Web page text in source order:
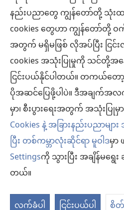
နည်းပညာတွေ ကျွန်တော်တို့ သုံး
cookies တွေဟာ ကျွန်တော်
အတွက် မရှိမဖြစ် လိုအပ်ပြီး ငြင်
cookies အသုံးပြုမှုကို သင်တို့
ငြင်းပယ်နိုင်ပါတယ်။ တကယ်တ
ပိုအဆင်ပြေဖို့ပါပဲ။ ဒီအချက်အလ
မှာ၊ စီးပွားရေးအတွက် အသုံးပြု
Cookies နဲ့ အခြားနည်းပညာမ
ပြီး တစ်ကမ္ဘာလုံးဆိုင်ရာ မူဝါဒမှာ
Settingsကို သွားပြီး အချိန်မရွေ
တယ်။
လက်ခံပါ
ငြင်းပယ်ပါ စိ
(window
အသစ်
ဖွ
င့်
ပါ
တယ်)
ကင်းမျှော်စင် အွန်လိုင်းစာကြည့်
(window
အသစ်
ဖွ
င့်
နေ
ပါ
တယ်)
JW Hub®
(window
အသစ်
ဖွ
င့်
နေ
ပါ
တယ်)
JW Library®
ကင်းမျှော်စင် စာကြည့်တိုက်
Copyright© 2026 Watch Tower Bible
လိုက်နာရန် စည်းကမ်းများ